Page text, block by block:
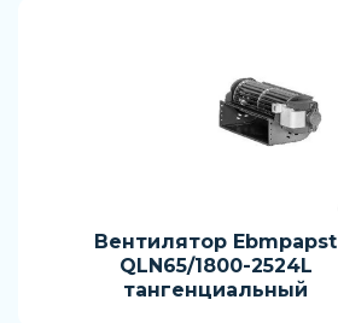
Вентилятор Ebmpapst
QLN65/1800-2524L
тангенциальный